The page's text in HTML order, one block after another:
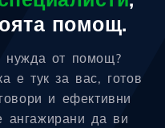
помощ.
нужда от помощ?
е тук за вас, готов
и ефективни
да ви